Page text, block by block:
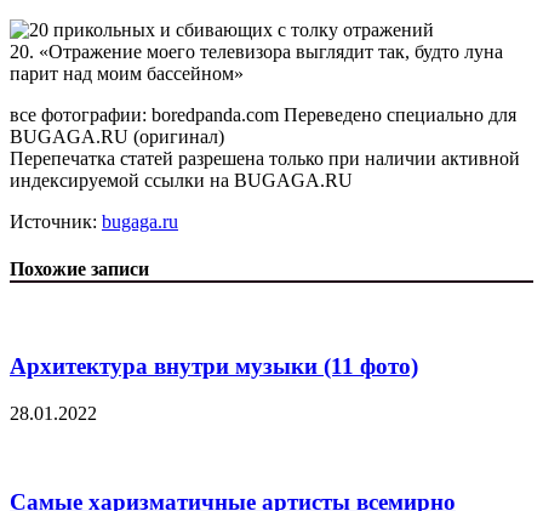
20. «Отражение моего телевизора выглядит так, будто луна
парит над моим бассейном»
все фотографии: boredpanda.com Переведено специально для
BUGAGA.RU (оригинал)
Перепечатка статей разрешена только при наличии активной
индексируемой ссылки на BUGAGA.RU
Источник: bugaga.ru
Похожие записи
Архитектура внутри музыки (11 фото)
28.01.2022
Самые харизматичные артисты всемирно